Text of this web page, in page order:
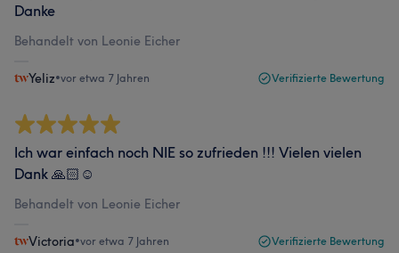
Danke
Behandelt von Leonie Eicher
Yeliz•vor etwa 7 Jahren Verifizierte Bewertung
Ich war einfach noch NIE so zufrieden !!! Vielen vielen
Dank 🙏🏻☺️
Behandelt von Leonie Eicher
Victoria•vor etwa 7 Jahren Verifizierte Bewertung